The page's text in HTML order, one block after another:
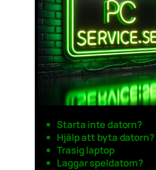
Starta inte datorn?
Hjälp att byta datorn?
Trasig laptop
Laggar speldatorn?